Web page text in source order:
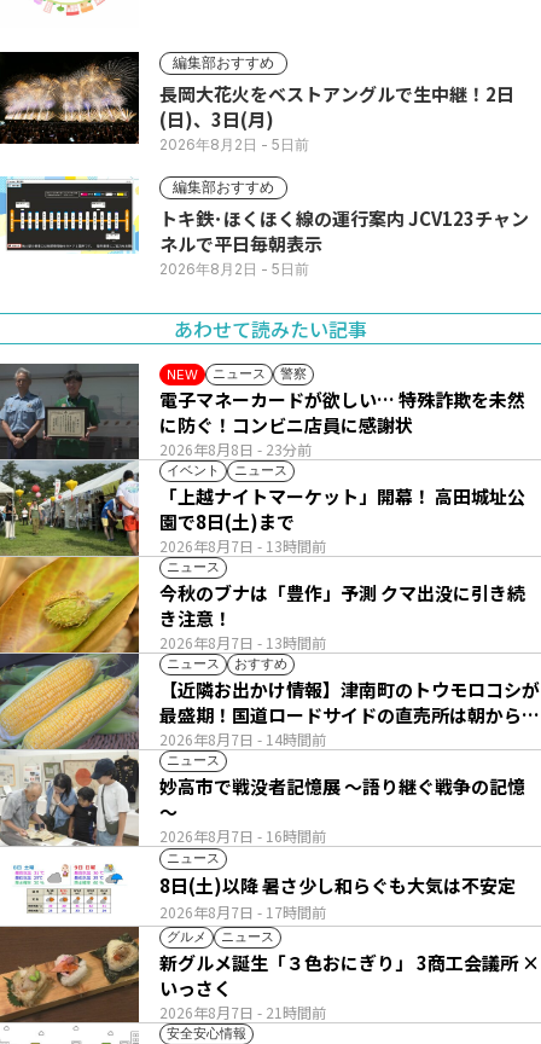
編集部おすすめ
長岡大花火をベストアングルで生中継！2日
(日)、3日(月)
2026年8月2日 - 5日前
編集部おすすめ
トキ鉄･ほくほく線の運行案内 JCV123チャン
ネルで平日毎朝表示
2026年8月2日 - 5日前
あわせて読みたい記事
NEW ニュース 警察
2026年8月8日 - 23分前
電子マネーカードが欲しい… 特殊詐欺を未然
に防ぐ！コンビニ店員に感謝状
イベント ニュース
2026年8月7日 - 13時間前
「上越ナイトマーケット」開幕！ 高田城址公
園で8日(土)まで
ニュース
2026年8月7日 - 13時間前
今秋のブナは「豊作」予測 クマ出没に引き続
き注意！
ニュース おすすめ
2026年8月7日 - 14時間前
【近隣お出かけ情報】津南町のトウモロコシが
最盛期！国道ロードサイドの直売所は朝から長
い列
ニュース
2026年8月7日 - 16時間前
妙高市で戦没者記憶展 ～語り継ぐ戦争の記憶
～
ニュース
2026年8月7日 - 17時間前
8日(土)以降 暑さ少し和らぐも大気は不安定
グルメ ニュース
2026年8月7日 - 21時間前
新グルメ誕生「３色おにぎり」 3商工会議所 ×
いっさく
安全安心情報